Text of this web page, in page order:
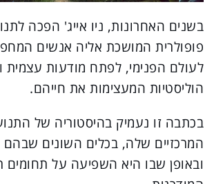
בשנים האחרונות, ניו אייג' הפכה
פופולרית המושכת אליה אנשים
לעולם הפנימי, לפתח מודעות עצמית
הוליסטיות המעצימות את חייהם.
בכתבה זו נעמיק בהיסטוריה של
המרכזיים שלה, בכלים השונים
ובאופן שבו היא השפיעה על תחומים